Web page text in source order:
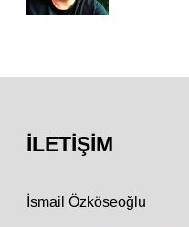
İLETIŞIM
İsmail Özköseoğlu